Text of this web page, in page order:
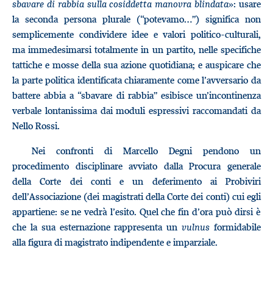
sbavare di rabbia sulla cosiddetta manovra blindata»: usare
la seconda persona plurale (“potevamo…”) significa non
semplicemente condividere idee e valori politico-culturali,
ma immedesimarsi totalmente in un partito, nelle specifiche
tattiche e mosse della sua azione quotidiana; e auspicare che
la parte politica identificata chiaramente come l’avversario da
battere abbia a “sbavare di rabbia” esibisce un’incontinenza
verbale lontanissima dai moduli espressivi raccomandati da
Nello Rossi.
Nei confronti di Marcello Degni pendono un
procedimento disciplinare avviato dalla Procura generale
della Corte dei conti e un deferimento ai Probiviri
dell’Associazione (dei magistrati della Corte dei conti) cui egli
appartiene: se ne vedrà l’esito. Quel che fin d’ora può dirsi è
che la sua esternazione rappresenta un vulnus formidabile
alla figura di magistrato indipendente e imparziale.